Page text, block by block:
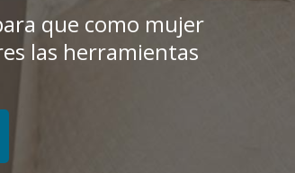
que como mujer
las herramientas